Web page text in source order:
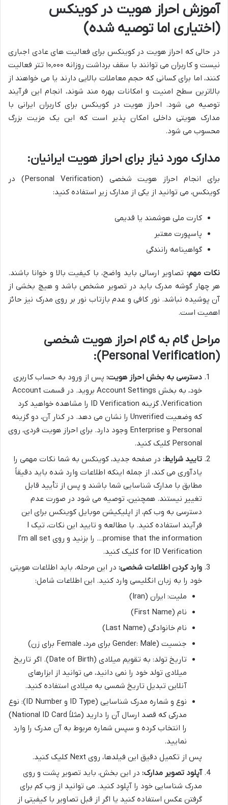
آموزش احراز هویت در کوینکس
(اختیاری اما توصیه شده)
در حالی که احراز هویت در کوینکس برای فعالیت های عادی اجباری
نیست و کاربران می توانند با سقف برداشت روزانه ۱۰,۰۰۰ تتر فعالیت
کنند، اما برای کسانی که حجم معاملات بالایی دارند یا می خواهند از
بالاترین سطح امنیت و امکانات بهره مند شوند، انجام این فرآیند
توصیه می شود. احراز هویت در کوینکس برای کاربران ایرانی با
مدارک هویتی داخلی امکان پذیر است که این یک مزیت بزرگ
محسوب می شود.
مدارک مورد نیاز برای احراز هویت ایرانیان:
برای انجام احراز هویت شخصی (Personal Verification) در
کوینکس، می توانید از یکی از مدارک زیر استفاده کنید:
کارت ملی هوشمند یا قدیمی
پاسپورت معتبر
گواهینامه رانندگی
نکات مهم: تصاویر ارسالی باید واضح، با کیفیت بالا و خوانا باشند.
هر چهار گوشه مدرک باید در تصویر مشخص باشد و هیچ بخشی از
آن پوشیده نباشد. نور کافی و عدم بازتاب نور بر روی مدرک نیز حائز
اهمیت است.
مراحل گام به گام احراز هویت شخصی
(Personal Verification):
دسترسی به بخش احراز هویت: پس از ورود به حساب کاربری
خود، به بخش Account Settings بروید. در قسمت Account
Verification، گزینه ID Verification را مشاهده خواهید کرد
که وضعیت Unverified را نشان می دهد. در کنار آن، دو گزینه
Personal و Enterprise وجود دارد. برای احراز هویت فردی، روی
Personal کلیک کنید.
تایید شرایط: در صفحه جدید، کوینکس به شما نکات مهمی را
یادآوری می کند، از جمله اینکه اطلاعات وارد شده باید دقیقاً
مطابق با مدارک شناسایی شما باشند و پس از تأیید قابل
تغییر نیستند. همچنین، توصیه می شود در صورت عدم
دسترسی به وب کم، از اپلیکیشن موبایل کوینکس برای این
فرآیند استفاده کنید. با مطالعه و تایید این نکات، تیک I
promise that the information… را بزنید و روی I’m all set
for ID Verification کلیک کنید.
وارد کردن اطلاعات شخصی: در این مرحله، باید اطلاعات هویتی
خود را به زبان انگلیسی وارد کنید. این اطلاعات شامل:
ملیت: ایران (Iran)
نام (First Name)
نام خانوادگی (Last Name)
جنسیت (Gender: Male برای مرد، Female برای زن)
تاریخ تولد: به تقویم میلادی (Date of Birth). اگر تاریخ
میلادی تولد خود را نمی دانید، می توانید از ابزارهای
آنلاین تبدیل تاریخ شمسی به میلادی استفاده کنید.
نوع و شماره مدرک شناسایی (ID Type و ID Number): نوع
مدرکی که قصد ارسال آن را دارید (مثلاً National ID Card)
را انتخاب کرده و سپس شماره مربوط به آن مدرک را وارد
نمایید.
پس از تکمیل دقیق این فیلدها، روی Next کلیک کنید.
آپلود تصویر مدارک: در این بخش، باید تصویر پشت و روی
مدرک شناسایی خود را آپلود کنید. می توانید از وب کم برای
گرفتن عکس استفاده کنید یا اگر از قبل تصاویر با کیفیتی از